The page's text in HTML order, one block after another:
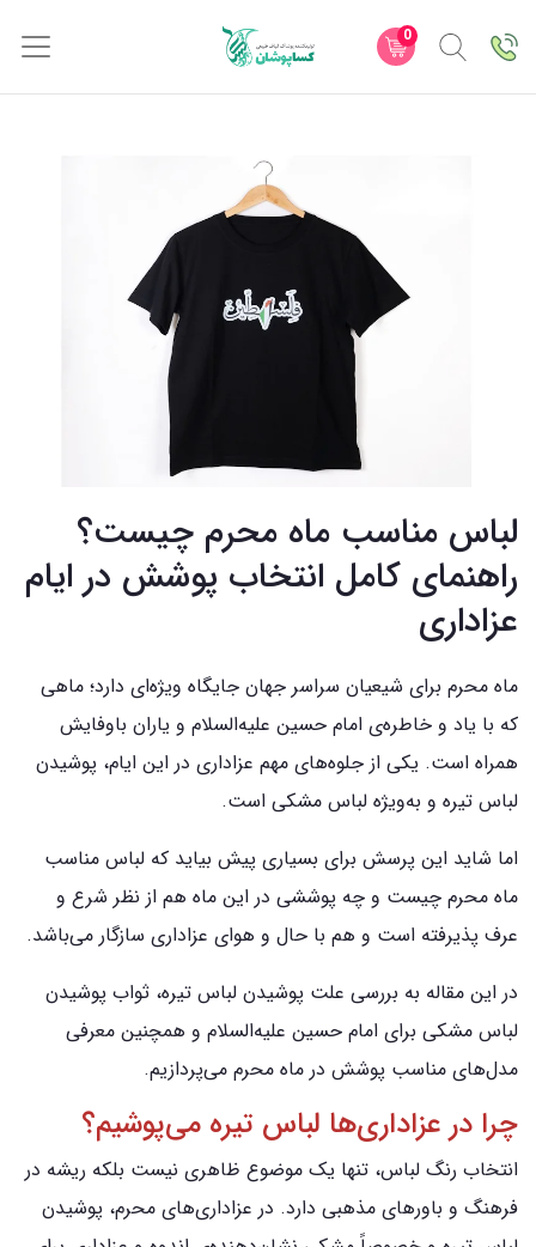
0
لباس مناسب ماه محرم چیست؟
راهنمای کامل انتخاب پوشش در ایام
عزاداری
ماه محرم برای شیعیان سراسر جهان جایگاه ویژه‌ای دارد؛ ماهی
که با یاد و خاطره‌ی امام حسین علیه‌السلام و یاران باوفایش
همراه است. یکی از جلوه‌های مهم عزاداری در این ایام، پوشیدن
لباس تیره و به‌ویژه لباس مشکی است.
اما شاید این پرسش برای بسیاری پیش بیاید که لباس مناسب
ماه محرم چیست و چه پوششی در این ماه هم از نظر شرع و
عرف پذیرفته است و هم با حال و هوای عزاداری سازگار می‌باشد.
در این مقاله به بررسی علت پوشیدن لباس تیره، ثواب پوشیدن
لباس مشکی برای امام حسین علیه‌السلام و همچنین معرفی
مدل‌های مناسب پوشش در ماه محرم می‌پردازیم.
چرا در عزاداری‌ها لباس تیره می‌پوشیم؟
انتخاب رنگ لباس، تنها یک موضوع ظاهری نیست بلکه ریشه در
فرهنگ و باورهای مذهبی دارد. در عزاداری‌های محرم، پوشیدن